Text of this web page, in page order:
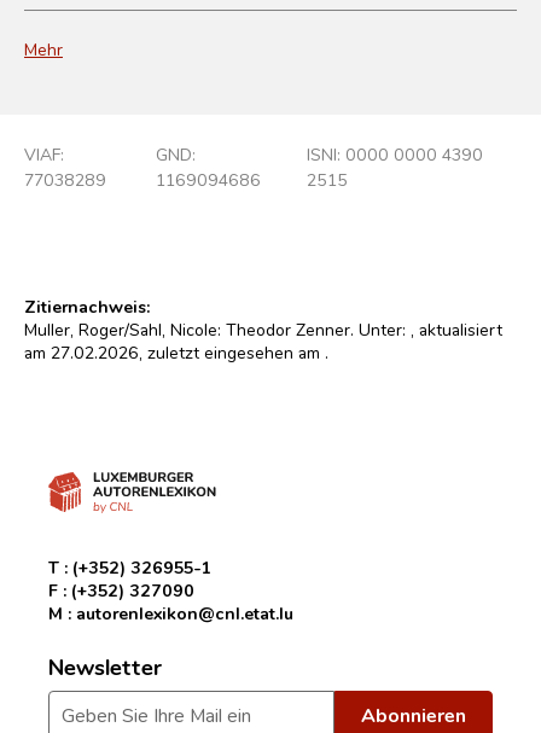
Mehr
VIAF:
77038289
GND:
1169094686
ISNI: 0000 0000 4390
2515
Zitiernachweis:
Muller, Roger/Sahl, Nicole: Theodor Zenner. Unter: , aktualisiert
am 27.02.2026, zuletzt eingesehen am .
T : (+352) 326955-1
F : (+352) 327090
M : autorenlexikon@cnl.etat.lu
Newsletter